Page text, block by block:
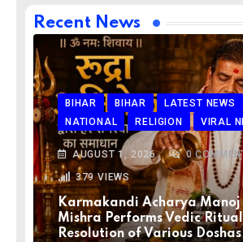
Recent News
BIHAR BIHAR
LATEST NEWS
NATIONAL
RELIGION VIRAL
AUGUST 1, 2026 0
379VIEWS
Karmakandi Acharya Manoj
Mishra Performs Vedic
Resolution of Various